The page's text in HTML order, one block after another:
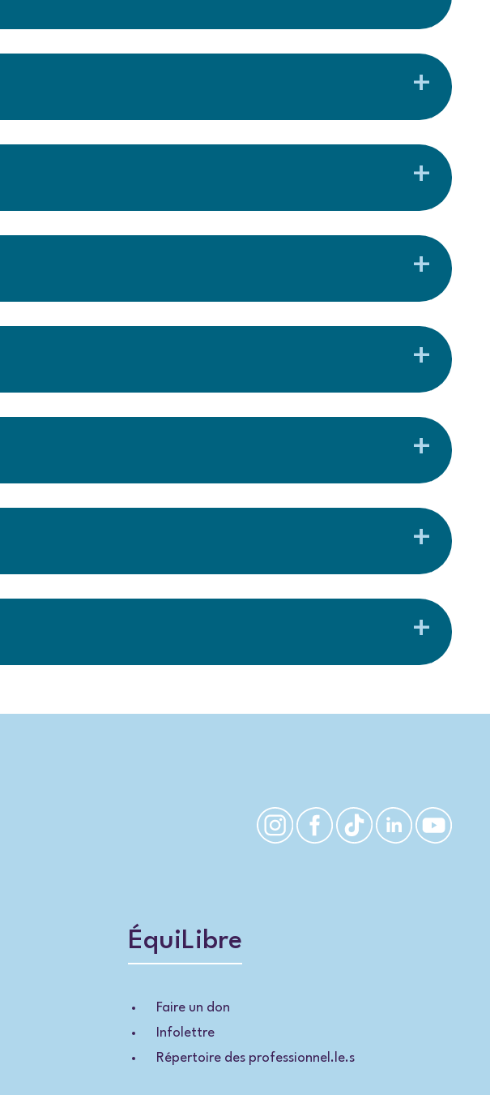
ÉquiLibre
Faire un don
Infolettre
Répertoire des professionnel.le.s